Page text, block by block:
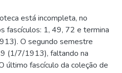
está incompleta, no
fascículos: 1, 49, 72 e termina
O segundo semestre
(1/7/1913), faltando na
último fascículo da coleção de